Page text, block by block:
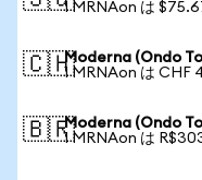
1 MRNAon は
🇨🇭Moderna (Ondo
1 MRNAon は CHF
🇧🇷Moderna (Ondo
1 MRNAon は